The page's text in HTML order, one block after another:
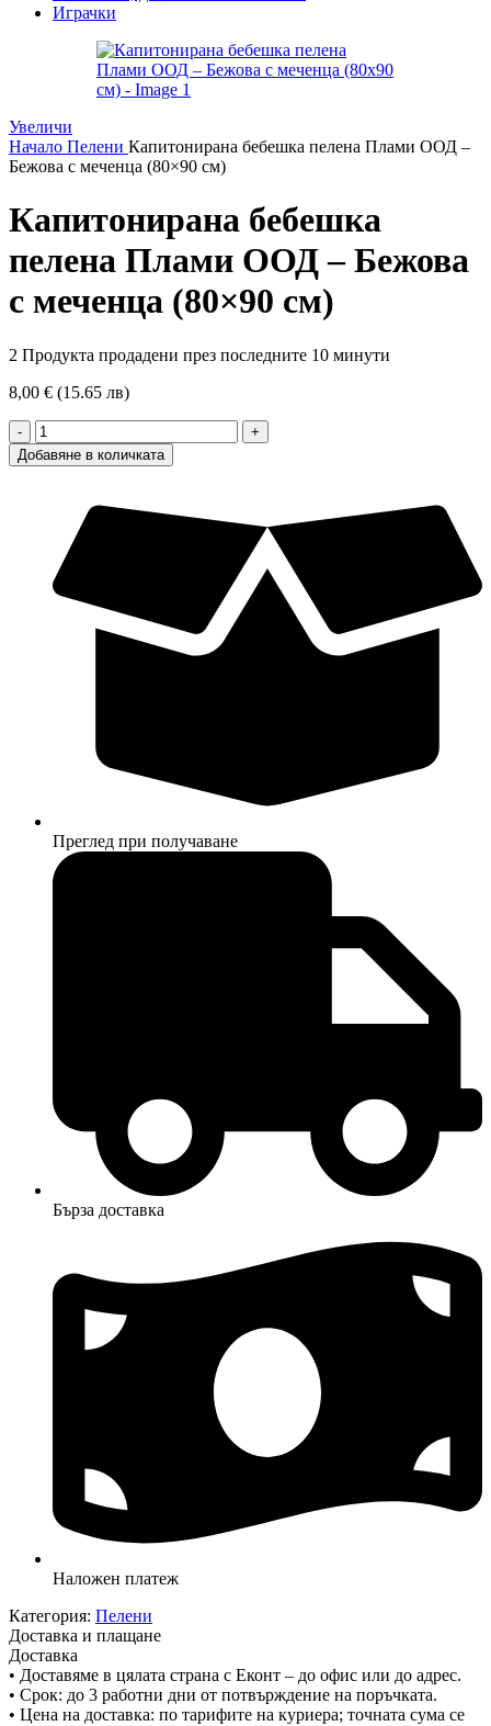
Играчки
Увеличи
Начало Пелени Капитонирана бебешка пелена Плами ООД –
Бежова с меченца (80×90 см)
Капитонирана бебешка
пелена Плами ООД – Бежова
с меченца (80×90 см)
2 Продукта продадени през последните 10 минути
8,00 € (15.65 лв)
количество
за
Капитонирана
Плами
ООД
Бежова
меченца
Добавяне в количката
Преглед при получаване
Бърза доставка
Наложен платеж
Категория: Пелени
Доставка и плащане
Доставка
• Доставяме в цялата страна с Еконт – до офис или до адрес.
• Срок: до 3 работни дни от потвърждение на поръчката.
• Цена на доставка: по тарифите на куриера; точната сума се